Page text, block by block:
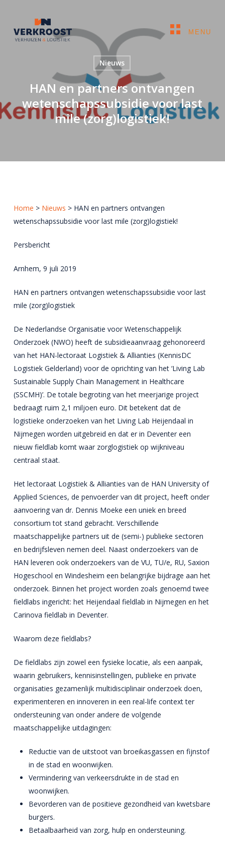
Sluiten
Verhuizen
Contact
Meer info
Algemeen
Opslag
Handyman
Internationaal
Offerte aanvragen
Zakelijk
Verhuizen
Opslag
Logistiek
Vastgoedservices
ICT
Archief
Archief services
Beheer
Opslag
Vernietiging
Opslag
Opslag
Container
Meubel
Pallet
Sectie
main
MENU
Nieuws
HAN en partners ontvangen
wetenschapssubsidie voor last
mile (zorg)logistiek!
Home > Nieuws > HAN en partners ontvangen
wetenschapssubsidie voor last mile (zorg)logistiek!
Persbericht
Arnhem, 9 juli 2019
HAN en partners ontvangen wetenschapssubsidie voor last
mile (zorg)logistiek
De Nederlandse Organisatie voor Wetenschappelijk
Onderzoek (NWO) heeft de subsidieaanvraag gehonoreerd
van het HAN-lectoraat Logistiek & Allianties (KennisDC
Logistiek Gelderland) voor de oprichting van het ‘Living Lab
Sustainable Supply Chain Management in Healthcare
(SSCMH)’. De totale begroting van het meerjarige project
bedraagt ruim 2,1 miljoen euro. Dit betekent dat de
logistieke onderzoeken van het Living Lab Heijendaal in
Nijmegen worden uitgebreid en dat er in Deventer een
nieuw fieldlab komt waar zorglogistiek op wijkniveau
centraal staat.
Het lectoraat Logistiek & Allianties van de HAN University of
Applied Sciences, de penvoerder van dit project, heeft onder
aanvoering van dr. Dennis Moeke een uniek en breed
consortium tot stand gebracht. Verschillende
maatschappelijke partners uit de (semi-) publieke sectoren
en bedrijfsleven nemen deel. Naast onderzoekers van de
HAN leveren ook onderzoekers van de VU, TU/e, RU, Saxion
Hogeschool en Windesheim een belangrijke bijdrage aan het
onderzoek. Binnen het project worden zoals genoemd twee
fieldlabs ingericht: het Heijendaal fieldlab in Nijmegen en het
Carinova fieldlab in Deventer.
Waarom deze fieldlabs?
De fieldlabs zijn zowel een fysieke locatie, als een aanpak,
waarin gebruikers, kennisinstellingen, publieke en private
organisaties gezamenlijk multidisciplinair onderzoek doen,
experimenteren en innoveren in een real-life context ter
ondersteuning van onder andere de volgende
maatschappelijke uitdagingen:
Reductie van de uitstoot van broeikasgassen en fijnstof
in de stad en woonwijken.
Vermindering van verkeersdrukte in de stad en
woonwijken.
Bevorderen van de positieve gezondheid van kwetsbare
burgers.
Betaalbaarheid van zorg, hulp en ondersteuning.
Close